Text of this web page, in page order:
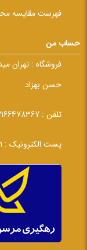
فهرست مقایسه
حساب من
فروشگاه : تهران
حسن بهزاد
تلفن : , 09201691005
پست الکترونیک :